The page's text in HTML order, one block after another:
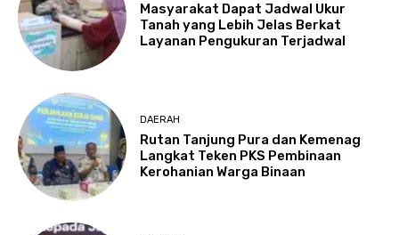
Masyarakat Dapat Jadwal Ukur
Tanah yang Lebih Jelas Berkat
Layanan Pengukuran Terjadwal
DAERAH
Rutan Tanjung Pura dan Kemenag
Langkat Teken PKS Pembinaan
Kerohanian Warga Binaan